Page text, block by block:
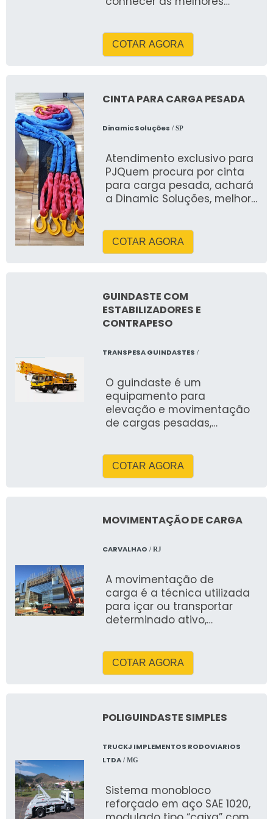
caminhões &eacut
COTAR AGORA
CINTA PARA CARGA PESADA
Dinamic Soluções / SP
Atendimento exclusivo para
PJQuem procura por cinta
para carga pesada, achará
a Dinamic Soluções, melhor
COTAR AGORA
GUINDASTE COM
ESTABILIZADORES E
CONTRAPESO
TRANSPESA GUINDASTES /
O guindaste é um
equipamento para
elevação e movimentação
de cargas pesadas,
Suas funções incluem
içamento, posicionamento
locais elevados. Suporta
cargas de 2 a 25 toneladas,
com alcance vertical de até
hidráulico, elétrico ou a
diesel, com controle em
cabine e estabilizadores.
Atende normas NR-11 e NR-
precisão e ganho de
produtividade. Nossa
empresa fornece
soluções sob medida, com
segurança e custo-
benefício.
COTAR AGORA
MOVIMENTAÇÃO DE CARGA
CARVALHAO / RJ
A movimentação de
carga é a técnica utilizada
para içar ou transportar
determinado ativo,
COTAR AGORA
POLIGUINDASTE SIMPLES
TRUCKJ IMPLEMENTOS RODOVIARIOS
LTDA/ MG
Sistema monobloco
reforçado em aço SAE 1020,